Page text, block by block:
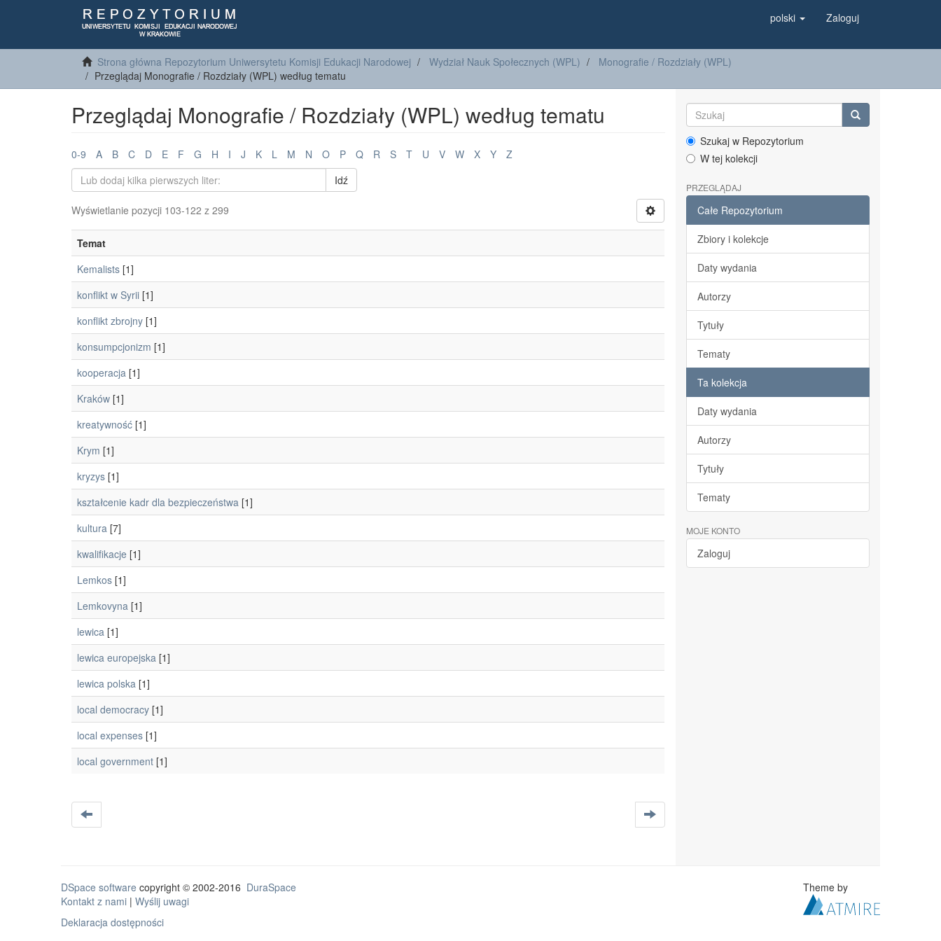
polski Zaloguj
Strona główna Repozytorium Uniwersytetu Komisji Edukacji Narodowej Wydział Nauk Społecznych (WPL)
Monografie / Rozdziały (WPL)
Przeglądaj Monografie / Rozdziały (WPL) według tematu
Przeglądaj Monografie / Rozdziały (WPL) według tematu
0-9 A B C D E F G H I J K L M N O P Q R S T U V W X Y
Z
Idź
Wyświetlanie pozycji 103-122 z 299
Temat
Kemalists [1]
konflikt w Syrii [1]
konflikt zbrojny [1]
konsumpcjonizm [1]
kooperacja [1]
Kraków [1]
kreatywność [1]
Krym [1]
kryzys [1]
kształcenie kadr dla bezpieczeństwa [1]
kultura [7]
kwalifikacje [1]
Lemkos [1]
Lemkovyna [1]
lewica [1]
lewica europejska [1]
lewica polska [1]
local democracy [1]
local expenses [1]
local government [1]
Szukaj w Repozytorium
W tej kolekcji
PRZEGLĄDAJ
Całe Repozytorium
Zbiory i kolekcje
Daty wydania
Autorzy
Tytuły
Tematy
Ta kolekcja
Daty wydania
Autorzy
Tytuły
Tematy
MOJE KONTO
Zaloguj
DSpace software copyright © 2002-2016 DuraSpace
Kontakt z nami | Wyślij uwagi
Deklaracja dostępności
Theme by